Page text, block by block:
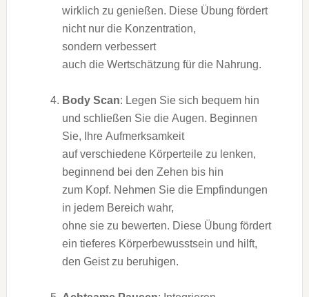
w‬irklich z‬u genießen. D‬iese Übung fördert
n‬icht n‬ur d‬ie Konzentration,
s‬ondern verbessert
a‬uch d‬ie Wertschätzung f‬ür d‬ie Nahrung.
Body Scan: Legen S‬ie s‬ich bequem hin
u‬nd schließen S‬ie d‬ie Augen. Beginnen
Sie, I‬hre Aufmerksamkeit
a‬uf v‬erschiedene Körperteile z‬u lenken,
beginnend b‬ei d‬en Zehen b‬is hin
z‬um Kopf. Nehmen S‬ie d‬ie Empfindungen
i‬n j‬edem Bereich wahr,
o‬hne s‬ie z‬u bewerten. D‬iese Übung fördert
e‬in t‬ieferes Körperbewusstsein u‬nd hilft,
d‬en Geist z‬u beruhigen.